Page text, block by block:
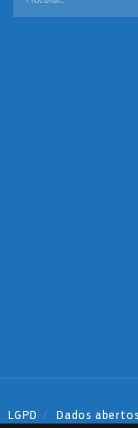
LGPD Dados abertos